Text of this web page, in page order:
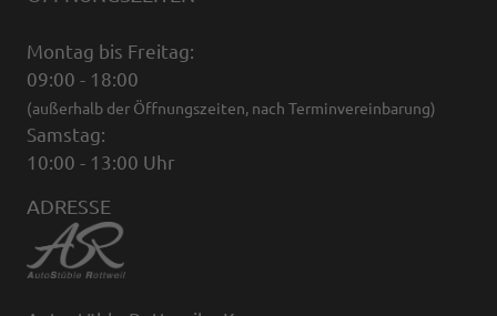
Montag bis Freitag:
09:00 - 18:00
(außerhalb der Öffnungszeiten, nach Terminvereinbarung)
Samstag:
10:00 - 13:00 Uhr
ADRESSE